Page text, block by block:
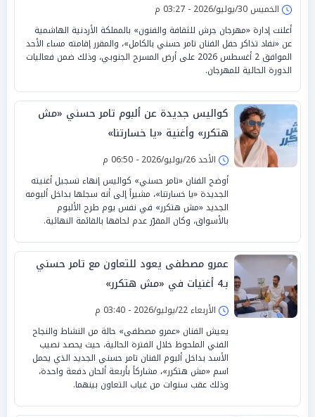
الخميس 30/يوليو/2026 - 03:27 م
أعلنت إدارة «مهرجان جرش للثقافة والفنون» بالمملكة الأردنية الهاشمية
عن «نفاد تذاكر حفل الفنان تامر حسني بالكامل»، والمقرر إقامته مساء الأحد
الموافق 2 أغسطس 2026 على أرض المسرح الجنوبي، وذلك ضمن فعاليات
الدورة الحالية للمهرجان.
كواليس جديدة عن ألبوم تامر حسني «مش
هتكرر» وأغنية «يا خسارتنا»
الأحد 26/يوليو/2026 - 06:50 م
أوضح الفنان «تامر حسني» كواليس إنهاء تسجيل أغنيته
الجديدة «يا خسارتنا»، مشيراً إلى أنه سجلها بداخل ألبومه
الجديد «مش هتكرر» في نفس يوم طرح الألبوم
بالأسواق، وكان المقرّر عدم لحاقها بالقائمة النهائية.
عمرو مصطفى يعود للتعاون مع تامر حسني
بـ4 أغنيات في «مش هتكرر»
الأربعاء 22/يوليو/2026 - 03:40 م
يعيش الفنان «عمرو مصطفى» حالة من النشاط والنجاح
الفني الملحوظ خلال الفترة الحالية، حيث يحصد نصيب
الأسد بداخل ألبوم الفنان تامر حسني الجديد الذي يحمل
اسم «مش هتكرر»، مشاركاً بأربعة ألحان دفعة واحدة،
وذلك عقب سنوات من غياب التعاون بينهما.